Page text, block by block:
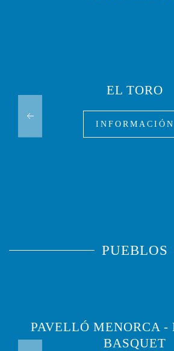
EL TORO
INFORMACIÓN
PUEBLOS
PAVELLÓ MENORCA -
BASQUET